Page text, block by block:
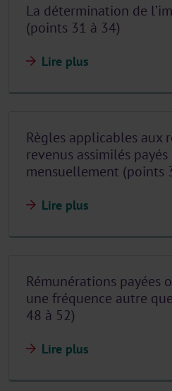
La détermination de
(points 31 à 34)
Lire plus
Règles applicables aux
revenus assimilés
mensuellement (points
Lire plus
Rémunérations payées
une fréquence autre
48 à 52)
Lire plus